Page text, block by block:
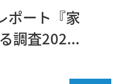
ポート『家
調査202...